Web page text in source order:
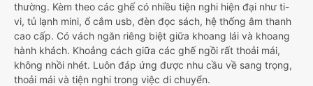
thường. Kèm theo các ghế có nhiều tiện nghi hiện đại như ti-
vi, tủ lạnh mini, ổ cắm usb, đèn đọc sách, hệ thống âm thanh
cao cấp. Có vách ngăn riêng biệt giữa khoang lái và khoang
hành khách. Khoảng cách giữa các ghế ngồi rất thoải mái,
không nhồi nhét. Luôn đáp ứng được nhu cầu về sang trọng,
thoải mái và tiện nghi trong việc di chuyển.